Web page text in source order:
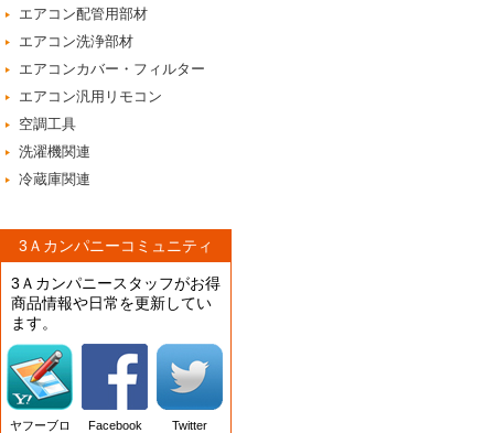
エアコン配管用部材
エアコン洗浄部材
エアコンカバー・フィルター
エアコン汎用リモコン
空調工具
洗濯機関連
冷蔵庫関連
3Ａカンパニーコミュニティ
3Ａカンパニースタッフがお得
商品情報や日常を更新してい
ます。
ヤフーブロ
Facebook Twitter